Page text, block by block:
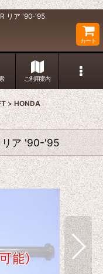
リア '90-'95
カート
ご利用案内
> HONDA
リア '90-'95